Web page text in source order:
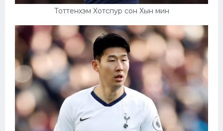
Тоттенхэм Хотспур сон Хын мин
Конькобежный спорт
Тренажеры
Интерьер квартиры